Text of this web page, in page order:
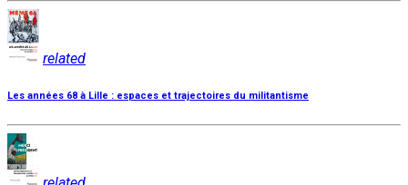
related
Les années 68 à Lille : espaces et trajectoires du militantisme